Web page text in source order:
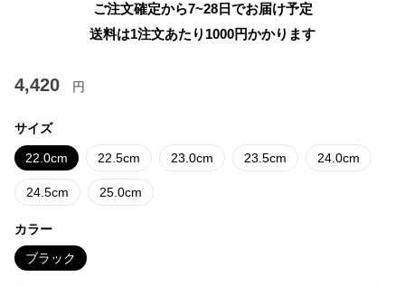
ご注文確定から7~28日でお届け予定
送料は1注文あたり 1000円かかります
4,420 円
サイズ
22.0cm 22.5cm 23.0cm 23.5cm 24.0cm
24.5cm 25.0cm
カラー
ブラック